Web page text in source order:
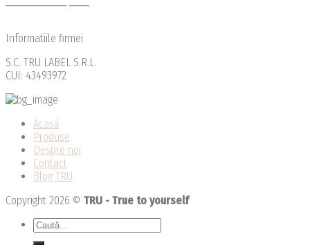
Informatiile firmei
S.C. TRU LABEL S.R.L.
CUI: 43493972
Acasă
Produse
Despre noi
Contact
Blog TRU
Copyright 2026 © TRU - True to yourself
Caută